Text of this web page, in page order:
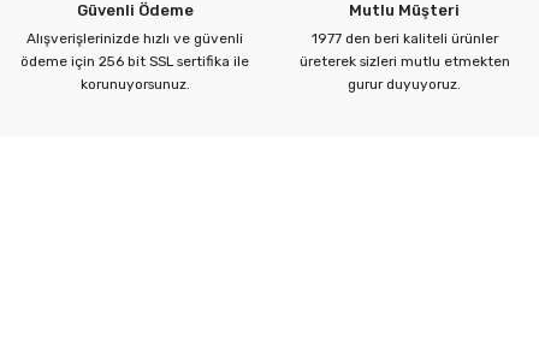
Güvenli Ödeme
Alışverişlerinizde hızlı ve güvenli
ödeme için 256 bit SSL sertifika ile
korunuyorsunuz.
Mutlu Müşteri
1977 den beri kaliteli ürünler
üreterek sizleri mutlu etmekten
gurur duyuyoruz.